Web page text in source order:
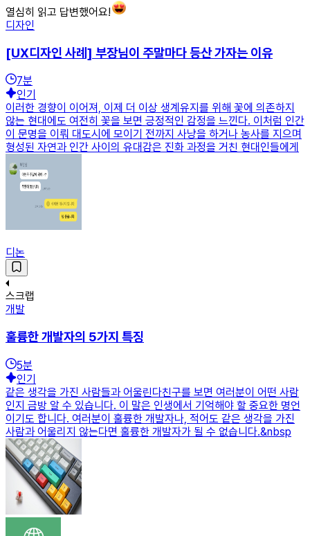
열심히 읽고 답변했어요!
디자인
[UX디자인 사례] 부장님이 주말마다 등산 가자는 이유
7분
인기
이러한 경향이 이어져, 이제 더 이상 생계유지를 위해 꽃에 의존하지
않는 현대에도 여전히 꽃을 보면 긍정적인 감정을 느낀다. 이처럼 인간
이 문명을 이뤄 대도시에 모이기 전까지 사냥을 하거나 농사를 지으며
형성된 자연과 인간 사이의 유대감은 진화 과정을 거친 현대인들에게
디논
스크랩
개발
훌륭한 개발자의 5가지 특징
5분
인기
같은 생각을 가진 사람들과 어울린다친구를 보면 여러분이 어떤 사람
인지 금방 알 수 있습니다. 이 말은 인생에서 기억해야 할 중요한 명언
이기도 합니다. 여러분이 훌륭한 개발자나, 적어도 같은 생각을 가진
사람과 어울리지 않는다면 훌륭한 개발자가 될 수 없습니다.&nbsp